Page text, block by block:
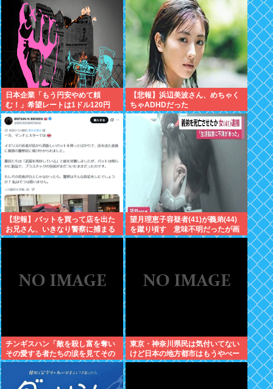
日本企業「もう円安やめて頼
む！」希望レートは1ドル120円
現実は160円前後「輸出企業まで
悲鳴」
【悲報】浜辺美波さん、めちゃく
ちゃADHDだった
【悲報】バットを買って店を出た
お兄さん、いきなり警察に捕まる
www
望月理恵子容疑者(41)が義弟(44)
を蹴り頃す 意味不明だったが画
像みて納得・・・
チンギスハン「敵を殺し富を奪い
その愛する者たちの涙を見てその
妻や娘をレ●プするのが最大の喜
東京・神奈川県民は気付いてない
けど日本の地方都市はもうやべー
ぞ